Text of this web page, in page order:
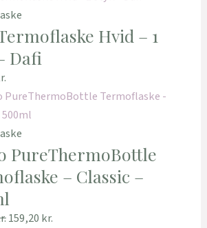
Hvid – 1
Dafi
PureThermoBottle
– Classic –
159,20 kr.